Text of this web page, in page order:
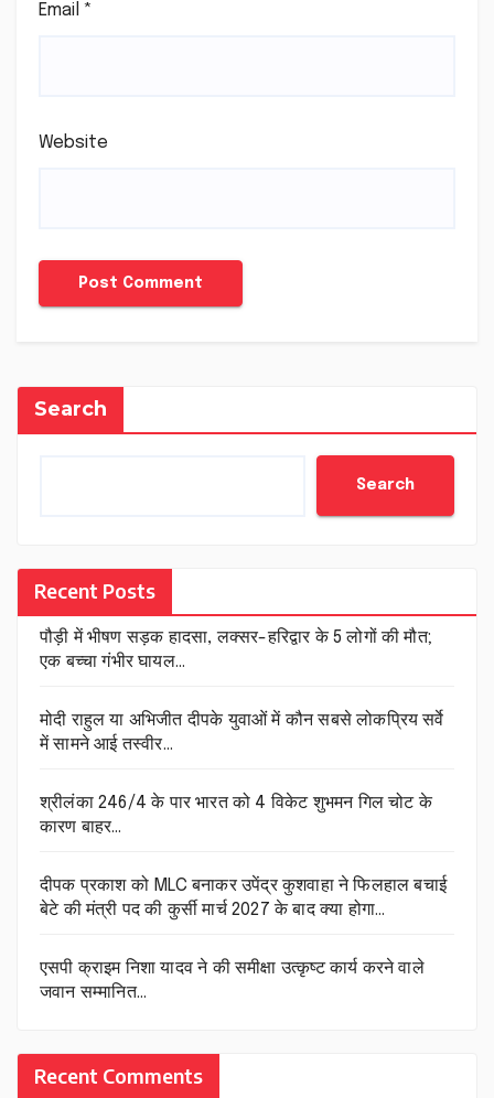
Email *
Website
Search
Search
Recent Posts
पौड़ी में भीषण सड़क हादसा, लक्सर-हरिद्वार के 5 लोगों की मौत;
एक बच्चा गंभीर घायल…
मोदी राहुल या अभिजीत दीपके युवाओं में कौन सबसे लोकप्रिय सर्वे
में सामने आई तस्वीर…
श्रीलंका 246/4 के पार भारत को 4 विकेट शुभमन गिल चोट के
कारण बाहर…
दीपक प्रकाश को MLC बनाकर उपेंद्र कुशवाहा ने फिलहाल बचाई
बेटे की मंत्री पद की कुर्सी मार्च 2027 के बाद क्या होगा…
एसपी क्राइम निशा यादव ने की समीक्षा उत्कृष्ट कार्य करने वाले
जवान सम्मानित…
Recent Comments